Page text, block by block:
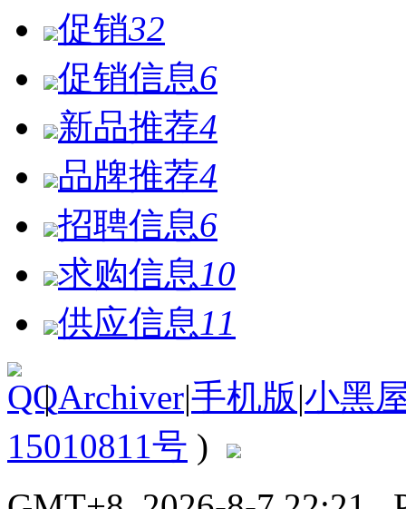
促销32
促销信息6
新品推荐4
品牌推荐4
招聘信息6
求购信息 10
供应信息 11
| Archiver|手机版|小黑
15010811号 )